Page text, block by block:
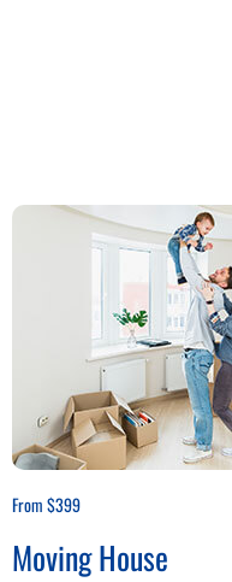
From $399
Moving House